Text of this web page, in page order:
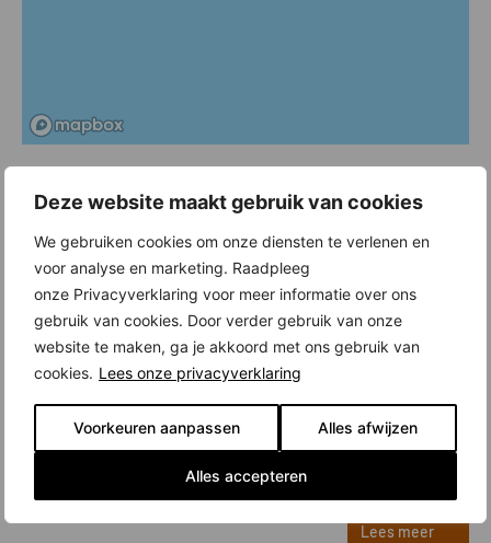
Deze website maakt gebruik van cookies
We gebruiken cookies om onze diensten te verlenen en
voor analyse en marketing. Raadpleeg
onze Privacyverklaring voor meer informatie over ons
gebruik van cookies. Door verder gebruik van onze
website te maken, ga je akkoord met ons gebruik van
cookies. Lees onze privacyverklaring
Voorkeuren aanpassen Alles afwijzen
Alles accepteren
Amstel III is een voormalig kantorengebied in Amsterdam Zuidoost, dat
en ontspannen. Het gebied ligt tussen NS-station Bijlmer ArenA, de A2, het
AMC en het spoor. Het is bijna 200 voetbalvelden groot. Om het gebied te
transformeren, is veel nieuwbouw nodig in Amstel III. De bereikbaarheid is
uitstekend, met twee metrolijnen, een spoorverbinding, busverbindingen en
Lees meer